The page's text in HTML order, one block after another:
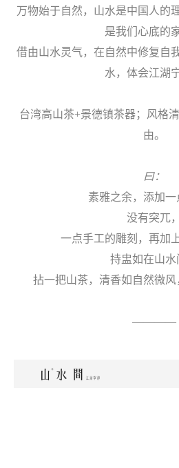
万物始于自然，山水是中国人的
是我们心底的
借由山水灵气，在自然中修复自
水，体会江湖
台湾高山茶+景德镇茶器；风格
由。
曰：
素雅之余，添加一
没有突兀，
一点手工的雕刻，再加
持盅如在山水
拈一把山茶，清香如自然微风
————